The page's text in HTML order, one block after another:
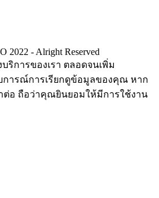
ริการของเรา ตลอดจนเพิ่ม
ารณ์การเรียกดูข้อมูลของคุณ หาก
ต่อ ถือว่าคุณยินยอมให้มีการใช้งาน